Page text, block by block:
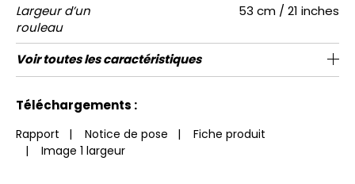
Largeur d’un
rouleau
53 cm / 21 inches
Longueur Vendu au rouleau de 10.05m / 11 yards
Raccord Raccord droit
Rapport
Vertical
53cm / 21 pouces
Poids g/m² 220
Performance
Accoustique
aw - 0.15
Entretien Lessivable à la brosse
Pose colle Encollage du mur
Dépose Arrachage à sec
Norme COV A+
ASTME84 Class A
Norme
euroclass
C-s1, d0
Voir toutes les caractéristiques
Téléchargements :
Rapport | Notice de pose |
Fiche produit
| Image 1 largeur